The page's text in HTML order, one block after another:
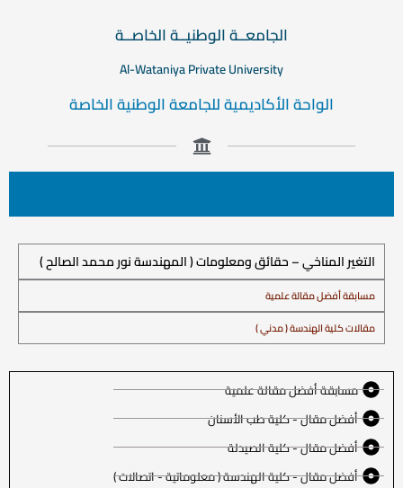
الجامعــة الوطنيــة الخاصــة
Al-Wataniya Private University
الواحة الأكاديمية للجامعة الوطنية الخاصة
التغير المناخي – حقائق ومعلومات ( المهندسة نور محمد الصالح )
مسابقة أفضل مقالة علمية
مقالات كلية الهندسة ( مدني )
مسابقة أفضل مقالة علمية
أفضل مقال - كلية طب الأسنان
أفضل مقال - كلية الصيدلة
أفضل مقال - كلية الهندسة ( معلوماتية - اتصالات )